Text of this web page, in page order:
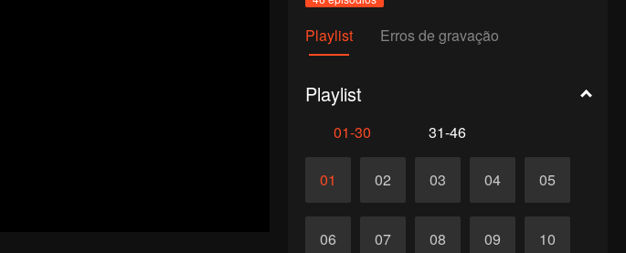
Playlist Erros de gravação
Playlist
01-30 31-46
01 02 03 04 05
06 07 08 09 10